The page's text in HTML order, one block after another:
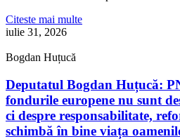
Citeste mai multe
iulie 31, 2026
Bogdan Huțucă
Deputatul Bogdan Huțucă:
fondurile europene nu sunt
ci despre responsabilitate,
schimbă în bine viața